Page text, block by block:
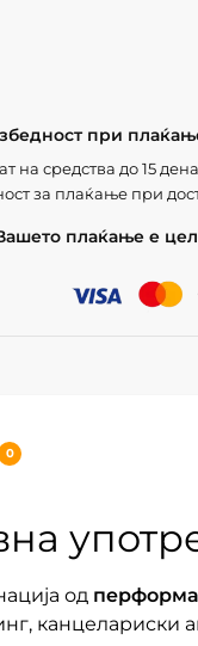
при
на средства до 15
за плаќање при
плаќање е
0
од
канцелариски